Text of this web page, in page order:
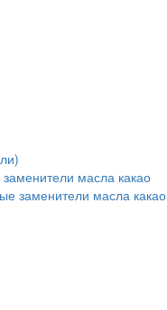
масла какао
заменители масла какао